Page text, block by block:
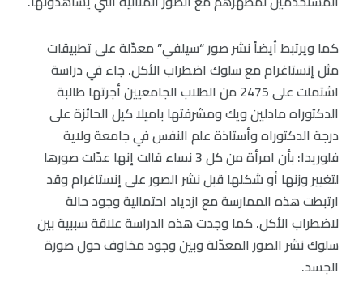
كما ويرتبط أيضاً نشر صور “سيلفي” معدّلة على تطبيقات
مثل إنستاغرام مع سلوك اضطراب الأكل. جاء في دراسة
اشتملت على 2475 من الطلاب الجامعيين أجرتها طالبة
الدكتوراه مادلين ويك ومشرفتها باميلا كيل الحائزة على
درجة الدكتوراه وأستاذة علم النفس في جامعة ولاية
فلوريدا: بأن امرأة من كل 3 نساء قالت إنها عدّلت صورها
لتغيير وزنها أو شكلها قبل نشر الصور على إنستاغرام وقد
ارتبطت هذه الممارسة مع ازدياد احتمالية وجود حالة
لاضطراب الأكل. كما وجدت هذه الدراسة علاقة سببية بين
سلوك نشر الصور المعدّلة وبين وجود مخاوف حول صورة
الجسد.